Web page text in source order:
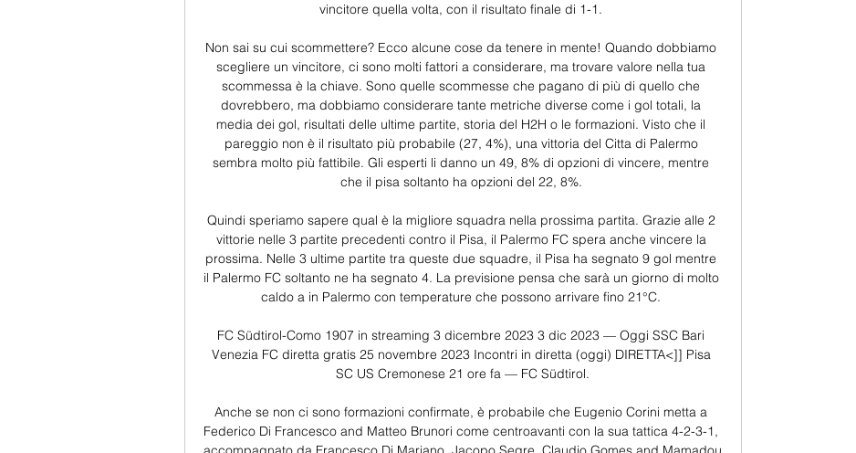
vincitore quella volta, con il risultato finale di 1-1.
Non sai su cui scommettere? Ecco alcune cose da tenere in mente! Quando dobbiamo
scegliere un vincitore, ci sono molti fattori a considerare, ma trovare valore nella tua
scommessa è la chiave. Sono quelle scommesse che pagano di più di quello che
dovrebbero, ma dobbiamo considerare tante metriche diverse come i gol totali, la
media dei gol, risultati delle ultime partite, storia del H2H o le formazioni. Visto che il
pareggio non è il risultato più probabile (27, 4%), una vittoria del Citta di Palermo
sembra molto più fattibile. Gli esperti li danno un 49, 8% di opzioni di vincere, mentre
che il pisa soltanto ha opzioni del 22, 8%.
Quindi speriamo sapere qual è la migliore squadra nella prossima partita. Grazie alle 2
vittorie nelle 3 partite precedenti contro il Pisa, il Palermo FC spera anche vincere la
prossima. Nelle 3 ultime partite tra queste due squadre, il Pisa ha segnato 9 gol mentre
il Palermo FC soltanto ne ha segnato 4. La previsione pensa che sarà un giorno di molto
caldo a in Palermo con temperature che possono arrivare fino 21°C.
FC Südtirol-Como 1907 in streaming 3 dicembre 2023 3 dic 2023 — Oggi SSC Bari
Venezia FC diretta gratis 25 novembre 2023 Incontri in diretta (oggi) DIRETTA<]] Pisa
SC US Cremonese 21 ore fa — FC Südtirol.
Anche se non ci sono formazioni confirmate, è probabile che Eugenio Corini metta a
Federico Di Francesco and Matteo Brunori come centroavanti con la sua tattica 4-2-3-1,